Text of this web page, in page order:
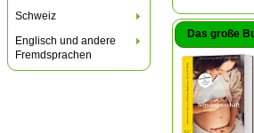
Schweiz
Englisch und andere
Fremdsprachen
Das große